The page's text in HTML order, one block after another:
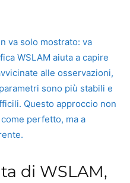
va solo mostrato: va
WSLAM aiuta a capire
alle osservazioni,
sono più stabili e
Questo approccio non
perfetto, ma a
di WSLAM,